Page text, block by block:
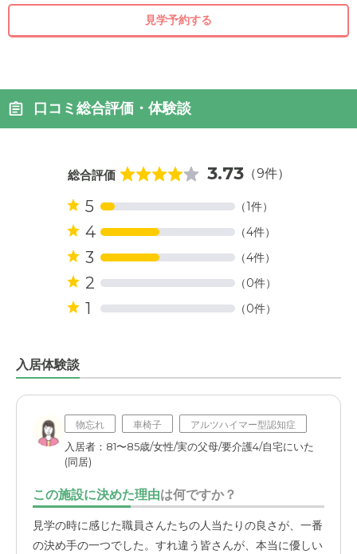
見学予約する
口コミ総合評価・体験談
総合評価 3.73（9件）
5 （1件）
4 （4件）
3 （4件）
2 （0件）
1 （0件）
入居体験談
物忘れ 車椅子 アルツハイマー型認知症
入居者：81〜85歳/女性/実の父母/要介護4/自宅にいた
(同居)
この施設に決めた理由は何ですか？
見学の時に感じた職員さんたちの人当たりの良さが、一番
の決め手の一つでした。すれ違う皆さんが、本当に優しい